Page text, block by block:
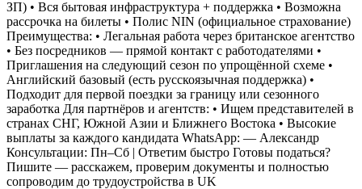
ЗП) • Вся бытовая инфраструктура + поддержка • Возможна
рассрочка на билеты • Полис NIN (официальное страхование)
Преимущества: • Легальная работа через британское агентство
• Без посредников — прямой контакт с работодателями •
Приглашения на следующий сезон по упрощённой схеме •
Английский базовый (есть русскоязычная поддержка) •
Подходит для первой поездки за границу или сезонного
заработка Для партнёров и агентств: • Ищем представителей в
странах СНГ, Южной Азии и Ближнего Востока • Высокие
выплаты за каждого кандидата WhatsApp: — Александр
Консультации: Пн–Сб | Ответим быстро Готовы податься?
Пишите — расскажем, проверим документы и полностью
сопроводим до трудоустройства в UK